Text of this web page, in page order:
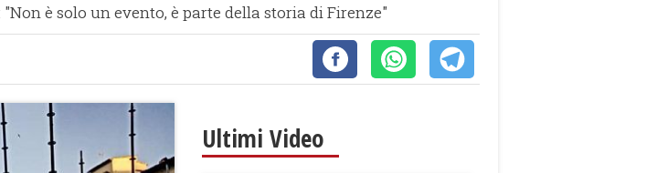
è solo un evento, è parte della storia di Firenze"
Ultimi Video